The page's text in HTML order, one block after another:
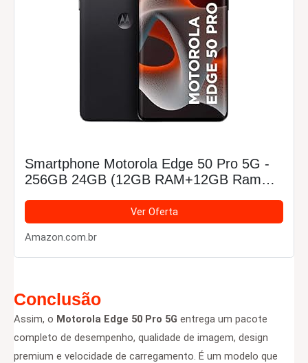
Smartphone Motorola Edge 50 Pro 5G -
256GB 24GB (12GB RAM+12GB Ram
Ver Oferta
Amazon.com.br
Conclusão
Assim, o Motorola Edge 50 Pro 5G entrega um pacote
completo de desempenho, qualidade de imagem, design
premium e velocidade de carregamento. É um modelo que